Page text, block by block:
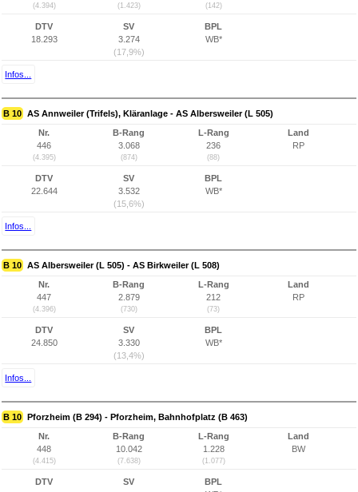
(4.394) (1.423) (142)
DTV
18.293
SV
3.274
(17,9%)
BPL
WB*
Infos...
B 10 AS Annweiler (Trifels), Kläranlage - AS Albersweiler (L 505)
Nr.
446
(4.395)
B-Rang
3.068
(874)
L-Rang
236
(88)
Land
RP
DTV
22.644
SV
3.532
(15,6%)
BPL
WB*
Infos...
B 10 AS Albersweiler (L 505) - AS Birkweiler (L 508)
Nr.
447
(4.396)
B-Rang
2.879
(730)
L-Rang
212
(73)
Land
RP
DTV
24.850
SV
3.330
(13,4%)
BPL
WB*
Infos...
B 10 Pforzheim (B 294) - Pforzheim, Bahnhofplatz (B 463)
Nr.
448
(4.415)
B-Rang
10.042
(7.638)
L-Rang
1.228
(1.077)
Land
BW
DTV
SV
BPL